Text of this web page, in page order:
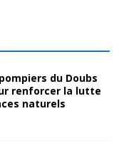
du Doubs
renforcer la lutte
naturels